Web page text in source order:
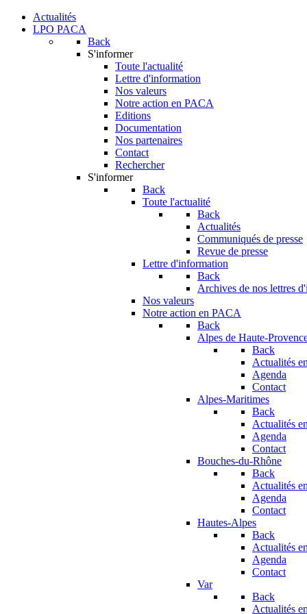
Actualités
LPO PACA
Back
S'informer
Toute l'actualité
Lettre d'information
Nos valeurs
Notre action en PACA
Editions
Documentation
Nos partenaires
Contact
Rechercher
S'informer
Back
Toute l'actualité
Back
Actualités
Communiqués de presse
Revue de presse
Lettre d'information
Back
Archives de nos lettres
Nos valeurs
Notre action en PACA
Back
Alpes de Haute-
Back
Actualités
Agenda
Contact
Alpes-Maritimes
Back
Actualités
Agenda
Contact
Bouches-du-Rhône
Back
Actualités
Agenda
Contact
Hautes-Alpes
Back
Actualités
Agenda
Contact
Var
Back
Actualités